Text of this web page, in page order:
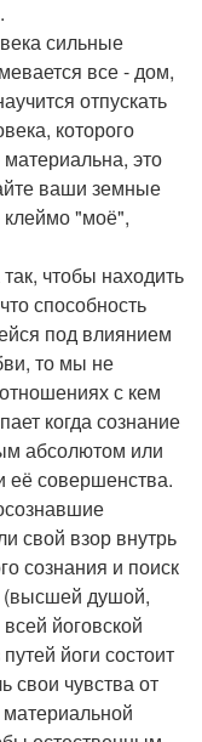
сильные
все - дом,
отпускать
которого
это
ваши земные
клеймо "моё",
чтобы находить
способность
под влиянием
то мы не
с кем
когда сознание
абсолютом или
её совершенства.
свой взор внутрь
сознания и поиск
(высшей душой,
йоговской
йоги состоит
свои чувства от